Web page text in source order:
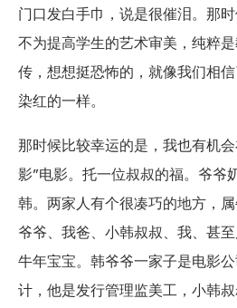
门口发白手巾，说是很催泪。那
不为提高学生的艺术审美，纯粹
传，想想挺恐怖的，就像我们相
染红的一样。
那时候比较幸运的是，我也有机
影”电影。托一位叔叔的福。爷爷
韩。两家人有个很凑巧的地方，
爷爷、我爸、小韩叔叔、我、甚
牛年宝宝。韩爷爷一家子是电影
计，他是发行管理监美工，小韩